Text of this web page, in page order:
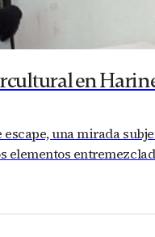
en
escape, una mirada
elementos